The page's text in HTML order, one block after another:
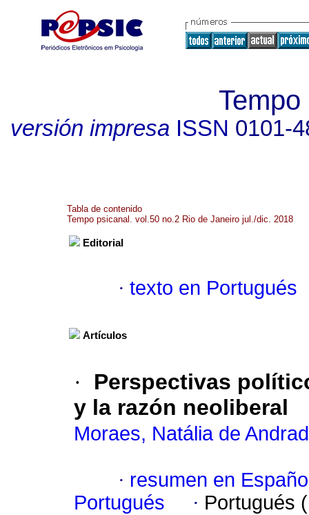
versión impresaISSN 0101-
Tabla de contenido
Tempo psicanal. vol.50 no.2 Rio de Janeiro jul./dic. 2018
Editorial
· texto en Portugués
Artículos
·
Perspectivas
y la razón neoliberal
Moraes, Natália de
· resumen en
Portugués
· Portugués